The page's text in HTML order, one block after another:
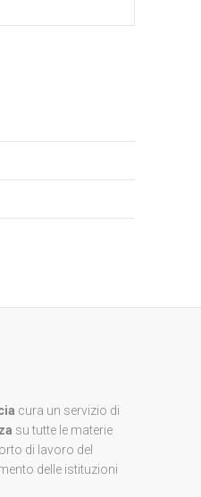
cura un servizio di
su tutte le materie
di lavoro del
delle istituzioni